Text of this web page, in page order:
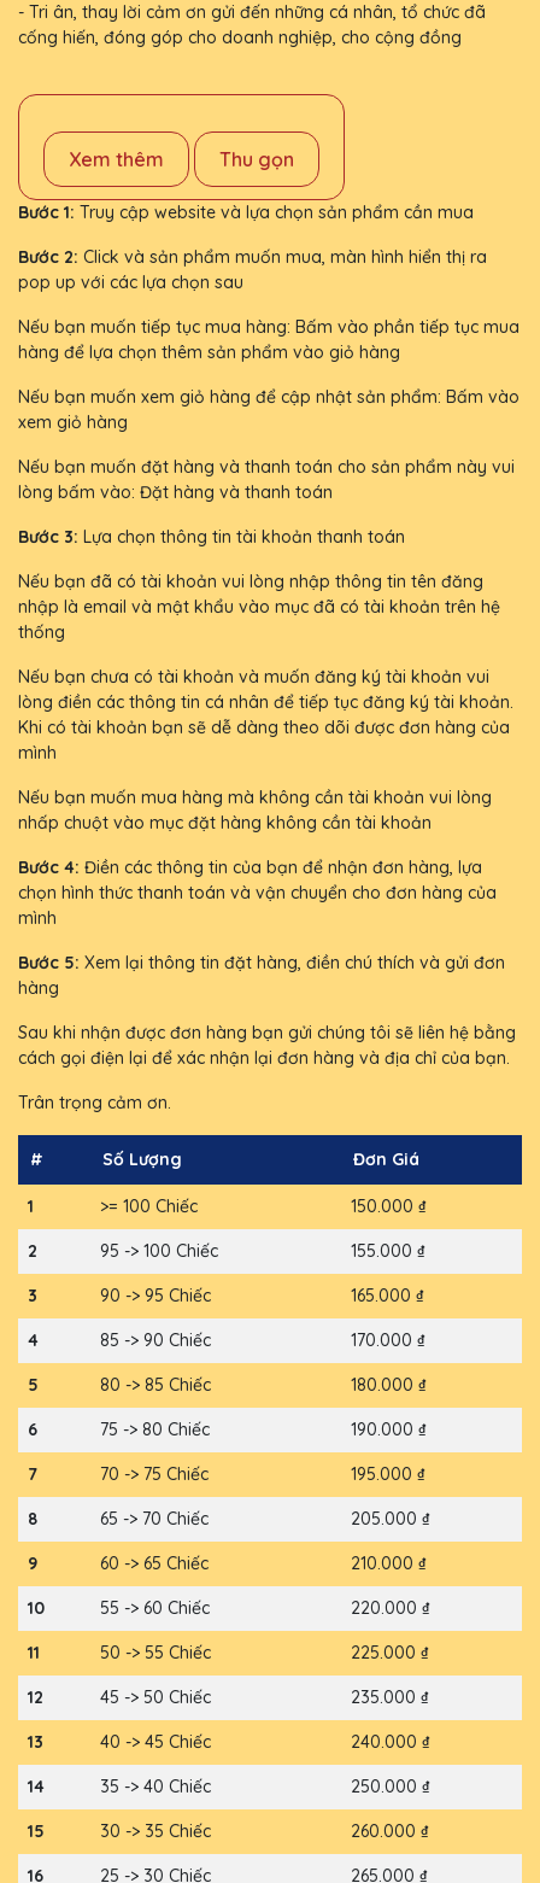
- Tri ân, thay lời cảm ơn gửi đến những cá nhân, tổ chức đã
cống hiến, đóng góp cho doanh nghiệp, cho cộng đồng
Xem thêm Thu gọn
Bước 1: Truy cập website và lựa chọn sản phẩm cần mua
Bước 2: Click và sản phẩm muốn mua, màn hình hiển thị ra
pop up với các lựa chọn sau
Nếu bạn muốn tiếp tục mua hàng: Bấm vào phần tiếp tục mua
hàng để lựa chọn thêm sản phẩm vào giỏ hàng
Nếu bạn muốn xem giỏ hàng để cập nhật sản phẩm: Bấm vào
xem giỏ hàng
Nếu bạn muốn đặt hàng và thanh toán cho sản phẩm này vui
lòng bấm vào: Đặt hàng và thanh toán
Bước 3: Lựa chọn thông tin tài khoản thanh toán
Nếu bạn đã có tài khoản vui lòng nhập thông tin tên đăng
nhập là email và mật khẩu vào mục đã có tài khoản trên hệ
thống
Nếu bạn chưa có tài khoản và muốn đăng ký tài khoản vui
lòng điền các thông tin cá nhân để tiếp tục đăng ký tài khoản.
Khi có tài khoản bạn sẽ dễ dàng theo dõi được đơn hàng của
mình
Nếu bạn muốn mua hàng mà không cần tài khoản vui lòng
nhấp chuột vào mục đặt hàng không cần tài khoản
Bước 4: Điền các thông tin của bạn để nhận đơn hàng, lựa
chọn hình thức thanh toán và vận chuyển cho đơn hàng của
mình
Bước 5: Xem lại thông tin đặt hàng, điền chú thích và gửi đơn
hàng
Sau khi nhận được đơn hàng bạn gửi chúng tôi sẽ liên hệ bằng
cách gọi điện lại để xác nhận lại đơn hàng và địa chỉ của bạn.
Trân trọng cảm ơn.
# Số Lượng Đơn Giá
1 >= 100 Chiếc 150.000 ₫
2 95 -> 100 Chiếc 155.000 ₫
3 90 -> 95 Chiếc 165.000 ₫
4 85 -> 90 Chiếc 170.000 ₫
5 80 -> 85 Chiếc 180.000 ₫
6 75 -> 80 Chiếc 190.000 ₫
7 70 -> 75 Chiếc 195.000 ₫
8 65 -> 70 Chiếc 205.000 ₫
9 60 -> 65 Chiếc 210.000 ₫
10 55 -> 60 Chiếc 220.000 ₫
11 50 -> 55 Chiếc 225.000 ₫
12 45 -> 50 Chiếc 235.000 ₫
13 40 -> 45 Chiếc 240.000 ₫
14 35 -> 40 Chiếc 250.000 ₫
15 30 -> 35 Chiếc 260.000 ₫
16 25 -> 30 Chiếc 265.000 ₫